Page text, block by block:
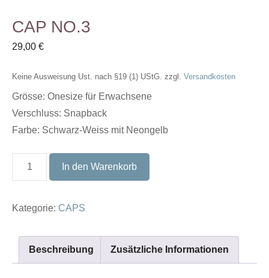
CAP NO.3
29,00 €
Keine Ausweisung Ust. nach §19 (1) UStG. zzgl. Versandkosten
Grösse: Onesize für Erwachsene
Verschluss: Snapback
Farbe: Schwarz-Weiss mit Neongelb
CAP
In den Warenkorb
Kategorie: CAPS
Beschreibung Zusätzliche Informationen